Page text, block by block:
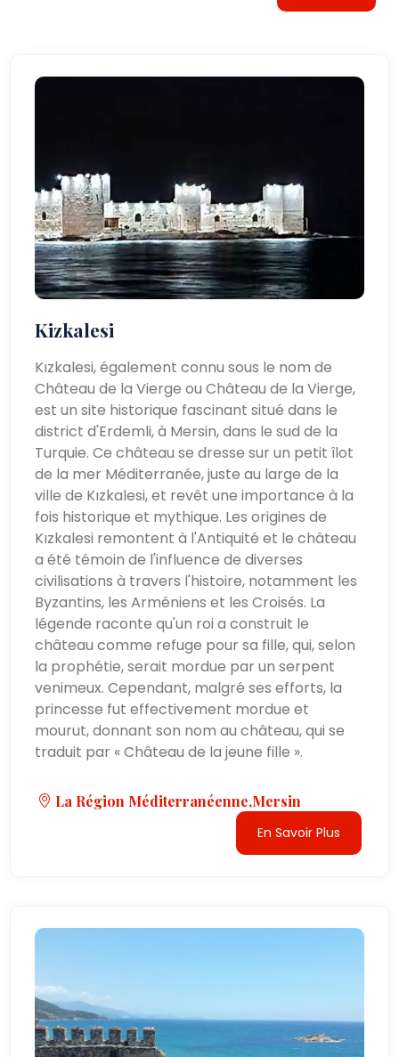
Kizkalesi
Kızkalesi, également connu sous le nom de
Château de la Vierge ou Château de la Vierge,
est un site historique fascinant situé dans le
district d'Erdemli, à Mersin, dans le sud de la
Turquie. Ce château se dresse sur un petit îlot
de la mer Méditerranée, juste au large de la
ville de Kızkalesi, et revêt une importance à la
fois historique et mythique. Les origines de
Kızkalesi remontent à l'Antiquité et le château
a été témoin de l'influence de diverses
civilisations à travers l'histoire, notamment les
Byzantins, les Arméniens et les Croisés. La
légende raconte qu'un roi a construit le
château comme refuge pour sa fille, qui, selon
la prophétie, serait mordue par un serpent
venimeux. Cependant, malgré ses efforts, la
princesse fut effectivement mordue et
mourut, donnant son nom au château, qui se
traduit par « Château de la jeune fille ».
La Région Méditerranéenne,Mersin
En Savoir Plus